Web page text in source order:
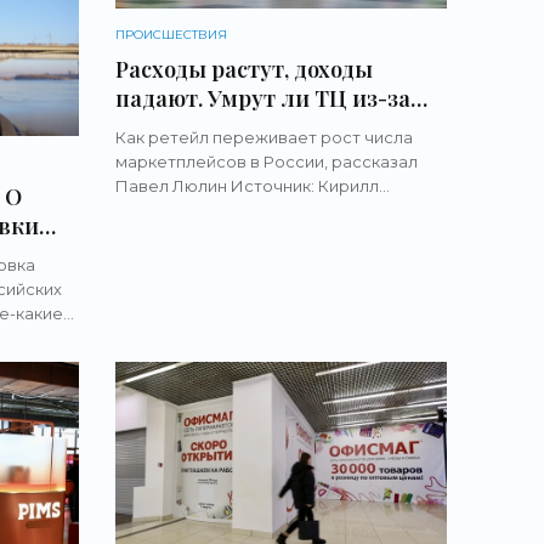
ПРОИСШЕСТВИЯ
Расходы растут, доходы
падают. Умрут ли ТЦ из-за
маркетплейсов — мнение
вице-президента «Союза
торговых центров» -
Как ретейл переживает рост числа
маркетплейсов в России, рассказал
Павел Люлин Источник: Кирилл
О
какие